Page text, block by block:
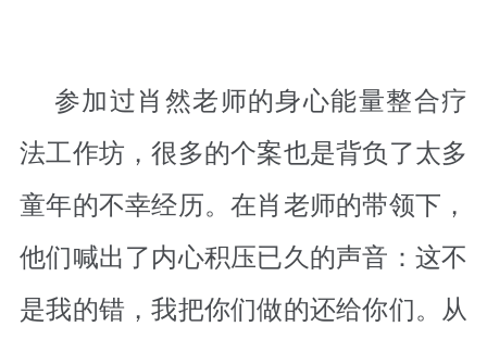
参加过肖然老师的身心能量整合疗
法工作坊，很多的个案也是背负了太多
童年的不幸经历。在肖老师的带领下，
他们喊出了内心积压已久的声音：这不
是我的错，我把你们做的还给你们。从